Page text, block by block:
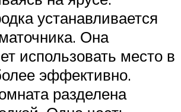
устанавливается
Она
использовать место в
эффективно.
разделена